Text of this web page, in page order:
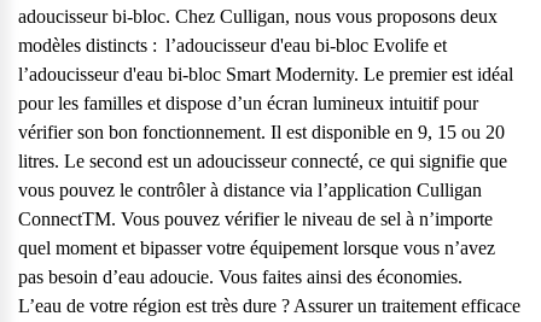
adoucisseur bi-bloc. Chez Culligan, nous vous proposons deux
modèles distincts : l’adoucisseur d'eau bi-bloc Evolife et
l’adoucisseur d'eau bi-bloc Smart Modernity. Le premier est idéal
pour les familles et dispose d’un écran lumineux intuitif pour
vérifier son bon fonctionnement. Il est disponible en 9, 15 ou 20
litres. Le second est un adoucisseur connecté, ce qui signifie que
vous pouvez le contrôler à distance via l’application Culligan
ConnectTM. Vous pouvez vérifier le niveau de sel à n’importe
quel moment et bipasser votre équipement lorsque vous n’avez
pas besoin d’eau adoucie. Vous faites ainsi des économies.
L’eau de votre région est très dure ? Assurer un traitement efficace